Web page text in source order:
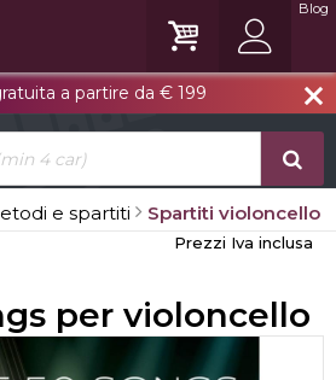
close
a partire da € 199
Blog
e spartiti Spartiti violoncello
Prezzi Iva inclusa
per violoncello